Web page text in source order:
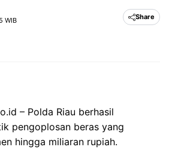
WIB Share
– Polda Riau berhasil
pengoplosan beras yang
hingga miliaran rupiah.